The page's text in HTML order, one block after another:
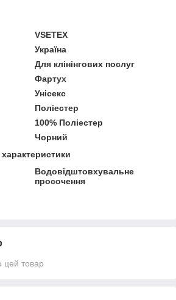
VSETEX
Україна
Для клінінгових послуг
Фартух
Унісекс
Поліестер
100% Поліестер
Чорний
Водовідштовхувальне
просочення
цей товар